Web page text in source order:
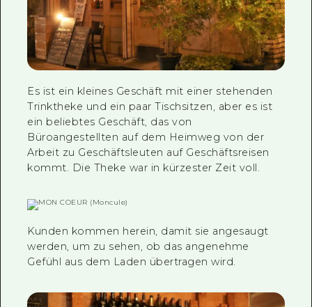
Es ist ein kleines Geschäft mit einer stehenden
Trinktheke und ein paar Tischsitzen, aber es ist
ein beliebtes Geschäft, das von
Büroangestellten auf dem Heimweg von der
Arbeit zu Geschäftsleuten auf Geschäftsreisen
kommt. Die Theke war in kürzester Zeit voll.
Kunden kommen herein, damit sie angesaugt
werden, um zu sehen, ob das angenehme
Gefühl aus dem Laden übertragen wird.